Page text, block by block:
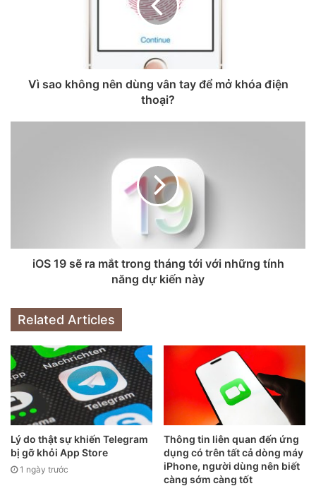
sang khách hàng của mình. Công ty đang thực hiện các
bước để giảm thiểu tác động của thuế quan bằng cách
chuyển nhiều sản phẩm sang Mỹ. Theo CEO Tim Cook, ​​
phần lớn iPhone được bán ra từ tháng 4 – 6 sẽ có nguồn
gốc từ Ấn Độ.
Lý do để mua iPhone 16 ngay bây giờ
Nếu nâng cấp lên dòng iPhone 16 mới nhất, người dùng sẽ
phải chi từ 16,19 triệu đồng iPhone 16e; 19,19 triệu
đồng cho iPhone 16; 22,29 triệu đồng cho iPhone 16
đồng cho iPhone 16 Pro Max.
Vì sao không nên dùng vân tay để mở khóa điện
thoại?
iOS 19 sẽ ra mắt trong tháng tới với những tính
năng dự kiến này
Related Articles
Lý do thật sự khiến Telegram
bị gỡ khỏi App Store
1 ngày trước
Thông tin liên quan đến ứng
dụng có trên tất cả dòng máy
iPhone, người dùng nên biết
càng sớm càng tốt